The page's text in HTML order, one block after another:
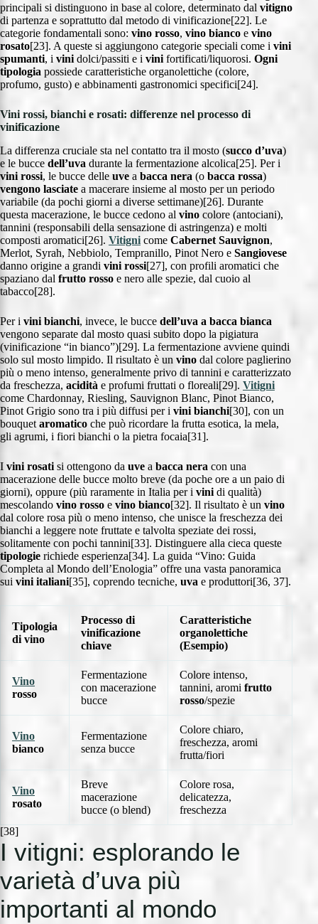
principali si distinguono in base al colore, determinato dal vitigno
di partenza e soprattutto dal metodo di vinificazione[22]. Le
categorie fondamentali sono: vino rosso, vino bianco e vino
rosato[23]. A queste si aggiungono categorie speciali come i vini
spumanti, i vini dolci/passiti e i vini fortificati/liquorosi. Ogni
tipologia possiede caratteristiche organolettiche (colore,
profumo, gusto) e abbinamenti gastronomici specifici[24].
Vini rossi, bianchi e rosati: differenze nel processo di
vinificazione
La differenza cruciale sta nel contatto tra il mosto (succo d’uva)
e le bucce dell’uva durante la fermentazione alcolica[25]. Per i
vini rossi, le bucce delle uve a bacca nera (o bacca rossa)
vengono lasciate a macerare insieme al mosto per un periodo
variabile (da pochi giorni a diverse settimane)[26]. Durante
questa macerazione, le bucce cedono al vino colore (antociani),
tannini (responsabili della sensazione di astringenza) e molti
composti aromatici[26]. Vitigni come Cabernet Sauvignon,
Merlot, Syrah, Nebbiolo, Tempranillo, Pinot Nero e Sangiovese
danno origine a grandi vini rossi[27], con profili aromatici che
spaziano dal frutto rosso e nero alle spezie, dal cuoio al
tabacco[28].
Per i vini bianchi, invece, le bucce dell’uva a bacca bianca
vengono separate dal mosto quasi subito dopo la pigiatura
(vinificazione “in bianco”)[29]. La fermentazione avviene quindi
solo sul mosto limpido. Il risultato è un vino dal colore paglierino
più o meno intenso, generalmente privo di tannini e caratterizzato
da freschezza, acidità e profumi fruttati o floreali[29]. Vitigni
come Chardonnay, Riesling, Sauvignon Blanc, Pinot Bianco,
Pinot Grigio sono tra i più diffusi per i vini bianchi[30], con un
bouquet aromatico che può ricordare la frutta esotica, la mela,
gli agrumi, i fiori bianchi o la pietra focaia[31].
I vini rosati si ottengono da uve a bacca nera con una
macerazione delle bucce molto breve (da poche ore a un paio di
giorni), oppure (più raramente in Italia per i vini di qualità)
mescolando vino rosso e vino bianco[32]. Il risultato è un vino
dal colore rosa più o meno intenso, che unisce la freschezza dei
bianchi a leggere note fruttate e talvolta speziate dei rossi,
solitamente con pochi tannini[33]. Distinguere alla cieca queste
tipologie richiede esperienza[34]. La guida “Vino: Guida
Completa al Mondo dell’Enologia” offre una vasta panoramica
sui vini italiani[35], coprendo tecniche, uva e produttori[36, 37].
Tipologia
di vino
Processo di
vinificazione
chiave
Caratteristiche
organolettiche
(Esempio)
Vino
rosso
Fermentazione
con macerazione
bucce
Colore intenso,
tannini, aromi frutto
rosso/spezie
Vino
bianco
Fermentazione
senza bucce
Colore chiaro,
freschezza, aromi
frutta/fiori
Vino
rosato
Breve
macerazione
bucce (o blend)
Colore rosa,
delicatezza,
freschezza
[38]
I vitigni: esplorando le
varietà d’uva più
importanti al mondo